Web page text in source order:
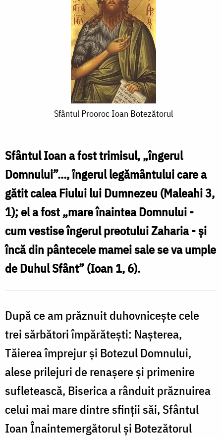
Ioan
Botezătorul
Sfântul Prooroc Ioan Botezătorul
Sfântul Ioan a fost trimisul, „îngerul
Domnului”..., îngerul legământului care a
gătit calea Fiului lui Dumnezeu (Maleahi 3,
1); el a fost „mare înaintea Domnului -
cum vestise îngerul preotului Zaharia - şi
încă din pântecele mamei sale se va umple
de Duhul Sfânt” (Ioan 1, 6).
După ce am prăznuit duhovniceşte cele
trei sărbători împărăteşti: Naşterea,
Tăierea împrejur şi Botezul Domnului,
alese prilejuri de renaşere şi primenire
sufletească, Biserica a rânduit prăznuirea
celui mai mare dintre sfinţii săi, Sfântul
Ioan Înaintemergătorul şi Botezătorul